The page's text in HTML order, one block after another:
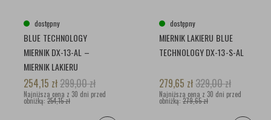
dostępny
BLUE TECHNOLOGY
MIERNIK DX-13-AL –
MIERNIK LAKIERU
254,15 zł299,00zł
Najniższa cena z 30 dni przed
obniżką: 254,15 zł
dostępny
MIERNIK LAKIERU BLUE
TECHNOLOGY DX-13-S-AL
279,65 zł329,00zł
Najniższa cena z 30 dni przed
obniżką: 279,65 zł